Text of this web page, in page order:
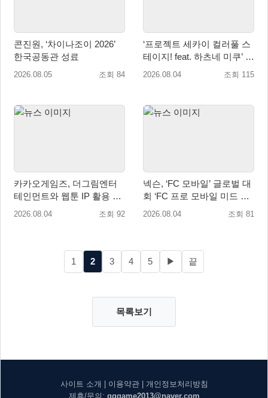
콘진원, ‘차이나조이 2026’
한국공동관 성료
2026.08.05 조회 84
‘프로젝트 세카이 컬러풀 스
테이지! feat. 하츠네 미쿠’ 온
리 샵·페어·그라떼 개최
2026.08.04 조회 115
카카오게임즈, 더그림엔터
테인먼트와 웹툰 IP 활용 게
임 개발 및 서비스 업무협약
2026.08.04 조회 92
넥슨, ‘FC 모바일’ 글로벌 대
회 ‘FC 프로 모바일 미드 시
즌 플레이오프’ 한국 대표 출
2026.08.04 조회 81
1 2 3 4 5 ▶ 끝
목록보기
사이트 소개 이용약관| 개인정보처리방침
제휴/문의: gggame2013@naver.com